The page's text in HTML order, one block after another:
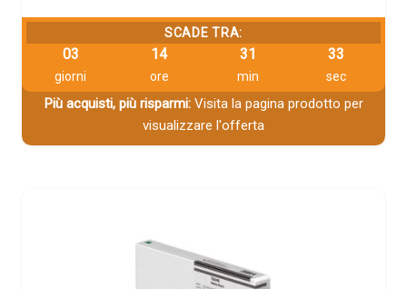
SCADE TRA:
03
giorni
14
ore
31
min
32
sec
Più acquisti, più risparmi:Visita la pagina prodotto per
visualizzare l'offerta